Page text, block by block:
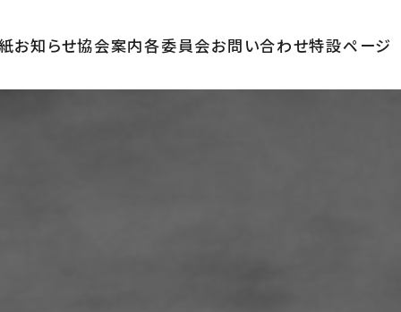
お知らせ協会案内各委員会お問い合わせ特設ページ